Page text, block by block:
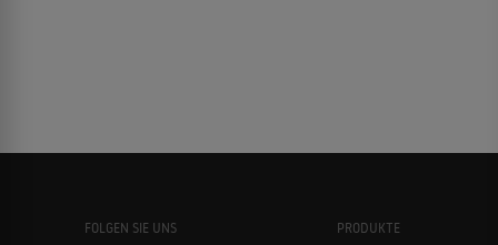
FOLGEN SIE UNS
PRODUKTE